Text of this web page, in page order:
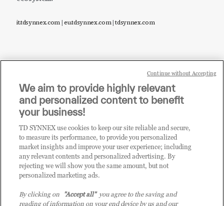
it.tdsynnex.com|eu.tdsynnex.com|tdsynnex.com
Sei un rivenditore di tecnologia e desideri acquistare
i prodotti o le soluzioni trattate sul blog?
CLICCA QUI E DIVENTA
CLIENTE TD SYNNEX
We aim to provide highly relevant
and personalized content to benefit
your business!
TD SYNNEX use cookies to keep our site reliable and secure,
to measure its performance, to provide you personalized
market insights and improve your user experience; including
any relevant contents and personalized advertising. By
rejecting we will show you the same amount, but not
personalized marketing ads.
By clicking on "Accept all"you agree to the saving and
reading of information on your end device by us and our
Continue without Accepting